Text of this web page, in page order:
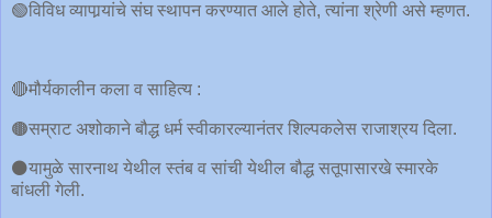
🟢विविध व्यापार्‍यांचे संघ स्थापन करण्यात आले होते, त्यांना श्रेणी असे म्हणत.
🔴मौर्यकालीन कला व साहित्य :
🟤सम्राट अशोकाने बौद्ध धर्म स्वीकारल्यानंतर शिल्पकलेस राजाश्रय दिला.
⚫️यामुळे सारनाथ येथील स्तंब व सांची येथील बौद्ध सतूपासारखे स्मारके
बांधली गेली.